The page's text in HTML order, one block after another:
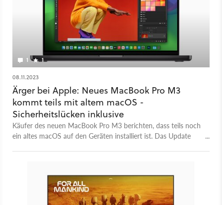
1 1
08.11.2023
Ärger bei Apple: Neues MacBook Pro M3
kommt teils mit altem macOS -
Sicherheitslücken inklusive
Käufer des neuen MacBook Pro M3 berichten, dass teils noch
ein altes macOS auf den Geräten installiert ist. Das Update